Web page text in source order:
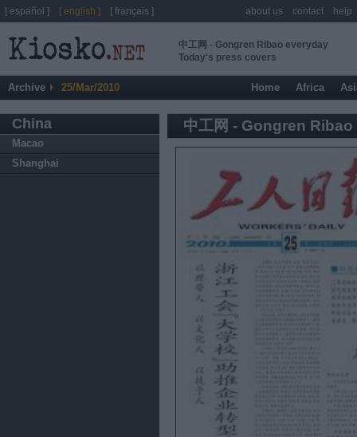
中工网 - Gongren Ribao everyday
Today's press covers
Archive 25/Mar/2010 Home Africa
China
Macao
Shanghai
中工网 - Gongren Ribao
[ español ] [ english ] [ français ] about us contact help